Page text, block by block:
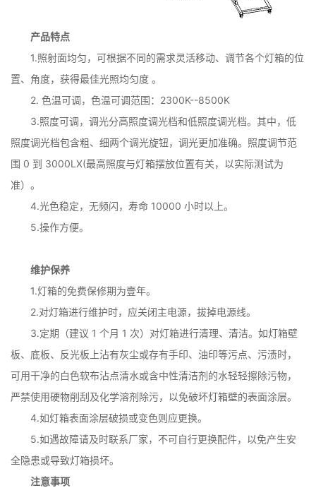
产品特点
1.照射面均匀，可根据不同的需求灵活移动、调节各个灯箱的位
置、角度，获得最佳光照均匀度 。
2. 色温可调，色温可调范围：2300K--8500K
3.照度可调，调光分高照度调光档和低照度调光档。其中，低
照度调光档包含粗、细两个调光旋钮，调光更加准确。照度调节范
围 0 到 3000LX(最高照度与灯箱摆放位置有关，以实际测试为
准）。
4.光色稳定，无频闪，寿命 10000 小时以上。
5.操作方便。
维护保养
1.灯箱的免费保修期为壹年。
2.对灯箱进行维护时，应关闭主电源，拔掉电源线。
3.定期（建议 1 个月 1 次）对灯箱进行清理、清洁。如灯箱壁
板、底板、反光板上沾有灰尘或存有手印、油印等污点、污渍时，
可用干净的白色软布沾点清水或含中性清洁剂的水轻轻擦除污物，
严禁使用硬物削刮及化学溶剂除污，以免破坏灯箱壁的表面涂层。
4.如灯箱表面涂层破损或变色则应更换。
5.如遇故障请及时联系厂家，不可自行更换配件，以免产生安
全隐患或导致灯箱损坏。
注意事项